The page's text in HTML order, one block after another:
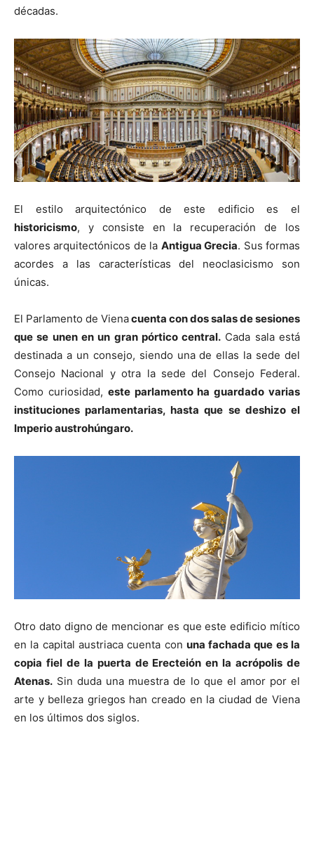
décadas.
El estilo arquitectónico de este edificio es el
historicismo, y consiste en la recuperación de los
valores arquitectónicos de la Antigua Grecia. Sus formas
acordes a las características del neoclasicismo son
únicas.
El Parlamento de Vienacuenta condos salas de sesiones
que se unen en un gran pórtico central. Cada sala está
destinada a un consejo, siendo una de ellas la sede del
Consejo Nacional y otra la sede del Consejo Federal.
Como curiosidad, este parlamento ha guardado varias
instituciones parlamentarias, hasta que se deshizo el
Imperio austrohúngaro.
Otro dato digno de mencionar es que este edificio mítico
en la capital austriaca cuenta con una fachada que es la
copia fiel de la puerta de Erecteión en la acrópolis de
Atenas. Sin duda una muestra de lo que el amor por el
arte y belleza griegos han creado en la ciudad de Viena
en los últimos dos siglos.